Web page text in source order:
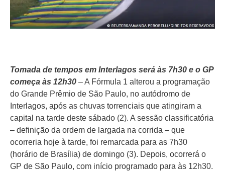
Tomada de tempos em Interlagos será às 7h30 e o GP
começa às 12h30 – A Fórmula 1 alterou a programação
do Grande Prêmio de São Paulo, no autódromo de
Interlagos, após as chuvas torrenciais que atingiram a
capital na tarde deste sábado (2). A sessão classificatória
– definição da ordem de largada na corrida – que
ocorreria hoje à tarde, foi remarcada para as 7h30
(horário de Brasília) de domingo (3). Depois, ocorrerá o
GP de São Paulo, com início programado para às 12h30.